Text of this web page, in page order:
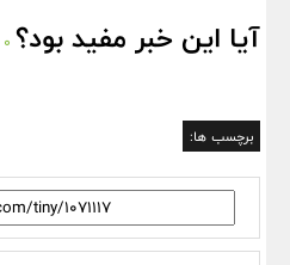
آیا این خبر مفید بود؟ 0
برچسب ها: